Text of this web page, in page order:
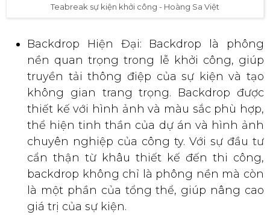
Teabreak sự kiện khởi công - Hoàng Sa Việt
Backdrop Hiện Đại: Backdrop là phông
nền quan trọng trong lễ khởi công, giúp
truyền tải thông điệp của sự kiện và tạo
không gian trang trọng. Backdrop được
thiết kế với hình ảnh và màu sắc phù hợp,
thể hiện tinh thần của dự án và hình ảnh
chuyên nghiệp của công ty. Với sự đầu tư
cẩn thận từ khâu thiết kế đến thi công,
backdrop không chỉ là phông nền mà còn
là một phần của tổng thể, giúp nâng cao
giá trị của sự kiện.